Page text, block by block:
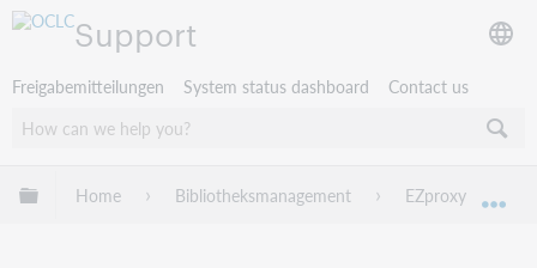
Support
Freigabemitteilungen System status dashboard Contact us
Globale Hierarchie expandieren/verbergen
Home Bibliotheksmanagement EZproxy